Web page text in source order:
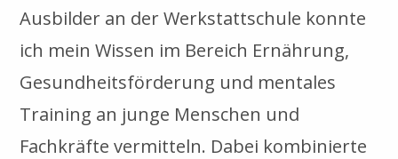
Ausbilder an der Werkstattschule konnte
ich mein Wissen im Bereich Ernährung,
Gesundheitsförderung und mentales
Training an junge Menschen und
Fachkräfte vermitteln. Dabei kombinierte